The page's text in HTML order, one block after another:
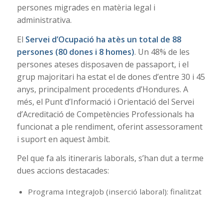
persones migrades en matèria legal i
administrativa.
El Servei d’Ocupació ha atès un total de 88
persones (80 dones i 8 homes). Un 48% de les
persones ateses disposaven de passaport, i el
grup majoritari ha estat el de dones d’entre 30 i 45
anys, principalment procedents d’Hondures. A
més, el Punt d’Informació i Orientació del Servei
d’Acreditació de Competències Professionals ha
funcionat a ple rendiment, oferint assessorament
i suport en aquest àmbit.
Pel que fa als itineraris laborals, s’han dut a terme
dues accions destacades:
Programa IntegraJob (inserció laboral): finalitzat